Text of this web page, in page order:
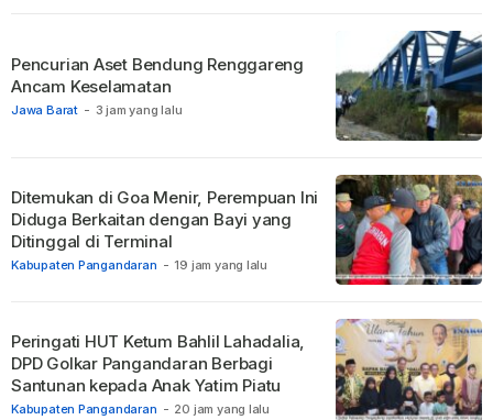
Jawa Barat - 3 jam yang lalu
Pencurian Aset Bendung Renggareng
Ancam Keselamatan
Kabupaten Pangandaran - 19 jam yang lalu
Ditemukan di Goa Menir, Perempuan Ini
Diduga Berkaitan dengan Bayi yang
Ditinggal di Terminal
Kabupaten Pangandaran - 20 jam yang lalu
Peringati HUT Ketum Bahlil Lahadalia,
DPD Golkar Pangandaran Berbagi
Santunan kepada Anak Yatim Piatu